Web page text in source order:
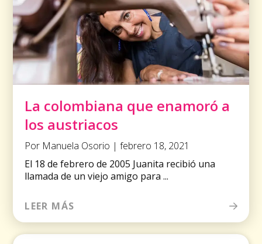
La colombiana que enamoró a
los austriacos
Por Manuela Osorio | febrero 18, 2021
El 18 de febrero de 2005 Juanita recibió una
llamada de un viejo amigo para ...
LEER MÁS